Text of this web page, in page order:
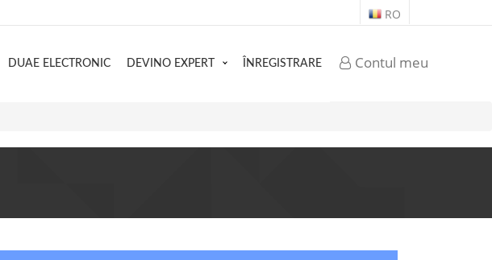
RO
Contul meu
DUAE ELECTRONIC DEVINO EXPERT ÎNREGISTRARE